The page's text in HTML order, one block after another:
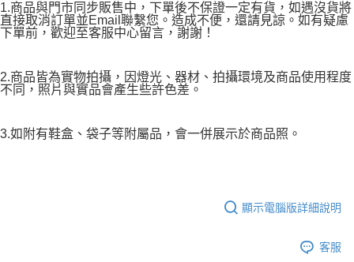
1.商品與門市同步販售中，下單後不保證一定有貨，如遇沒貨將
直接取消訂單並Email聯繫您。造成不便，還請見諒。如有疑慮
下單前，歡迎至客服中心留言，謝謝！
2.商品皆為實物拍攝，因燈光、器材、拍攝環境及商品使用程度
不同，照片與實品會產生些許色差。
3.如附有鞋盒、袋子等附屬品，會一併展示於商品照。
顯示電腦版詳細說明
客服